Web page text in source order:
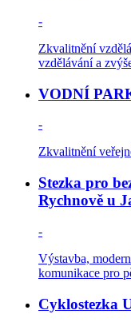
-
Zkvalitnění
vzdělávání a
VODNÍ
-
Zkvalitnění
Stezka pro
Rychnově u
-
Výstavba,
komunikace pro
Cyklostezka